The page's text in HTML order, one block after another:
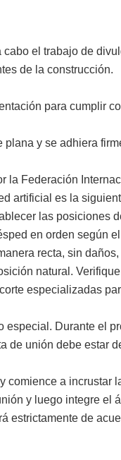
el trabajo de
de la construcción.
para cumplir
y se adhiera
la Federación
artificial es la
las posiciones
en orden según
recta, sin
natural.
especializadas
Durante el
unión debe estar
comience a incrustar
y luego integre el
estrictamente de